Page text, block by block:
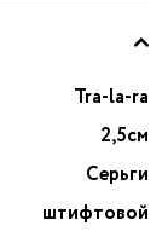
Tra-la-ra
2,5см
Серьги
штифтовой